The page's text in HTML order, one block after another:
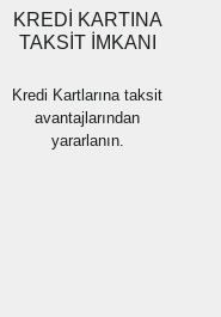
KREDİ KARTINA
TAKSİT İMKANI
Kredi Kartlarına taksit
avantajlarından
yararlanın.